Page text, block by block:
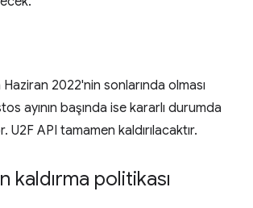
2022'nin sonlarında olması
ayının başında ise kararlı durumda
U2F API tamamen kaldırılacaktır.
kaldırma politikası